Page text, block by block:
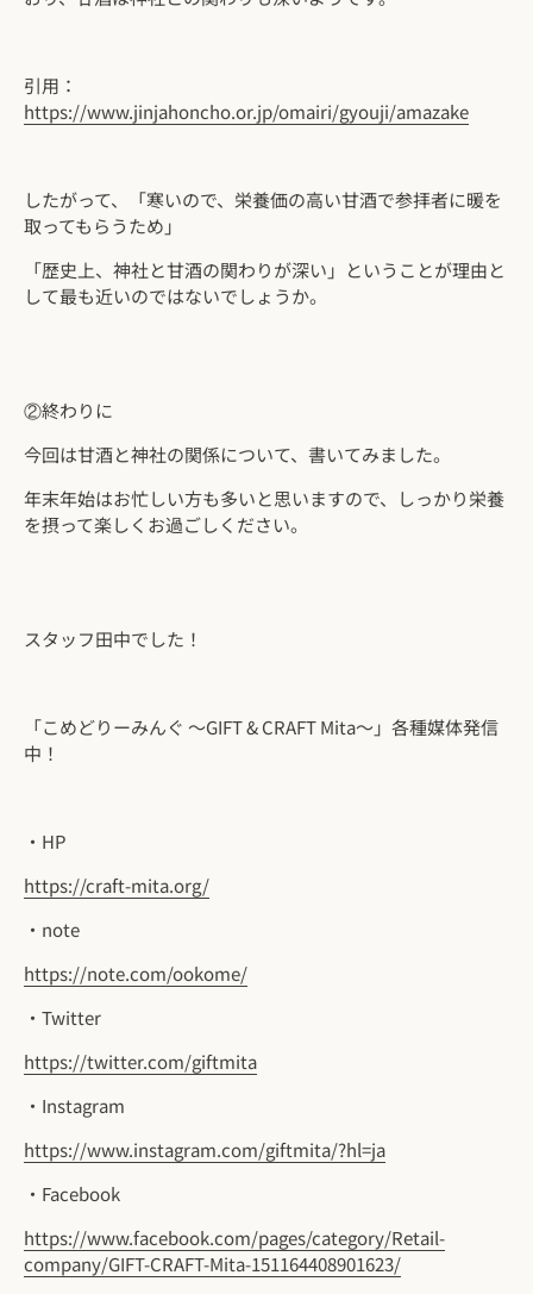
引用：
https://www.jinjahoncho.or.jp/omairi/gyouji/amazake
したがって、「寒いので、栄養価の高い甘酒で参拝者に暖を
取ってもらうため」
「歴史上、神社と甘酒の関わりが深い」ということが理由と
して最も近いのではないでしょうか。
②終わりに
今回は甘酒と神社の関係について、書いてみました。
年末年始はお忙しい方も多いと思いますので、しっかり栄養
を摂って楽しくお過ごしください。
スタッフ田中でした！
「こめどりーみんぐ ～GIFT & CRAFT Mita～」各種媒体発信
中！
・HP
https://craft-mita.org/
・note
https://note.com/ookome/
・Twitter
https://twitter.com/giftmita
・Instagram
https://www.instagram.com/giftmita/?hl=ja
・Facebook
https://www.facebook.com/pages/category/Retail-
company/GIFT-CRAFT-Mita-151164408901623/